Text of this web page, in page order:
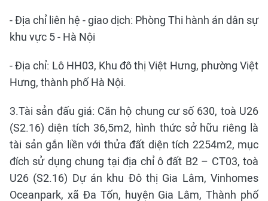
- Địa chỉ liên hệ - giao dịch: Phòng Thi hành án dân sự
khu vực 5 - Hà Nội
- Địa chỉ: Lô HH03, Khu đô thị Việt Hưng, phường Việt
Hưng, thành phố Hà Nội.
3.Tài sản đấu giá: Căn hộ chung cư số 630, toà U26
(S2.16) diện tích 36,5m2, hình thức sở hữu riêng là
tài sản gắn liền với thửa đất diện tích 2254m2, mục
đích sử dụng chung tại địa chỉ ô đất B2 – CT03, toà
U26 (S2.16) Dự án khu Đô thị Gia Lâm, Vinhomes
Oceanpark, xã Đa Tốn, huyện Gia Lâm, Thành phố